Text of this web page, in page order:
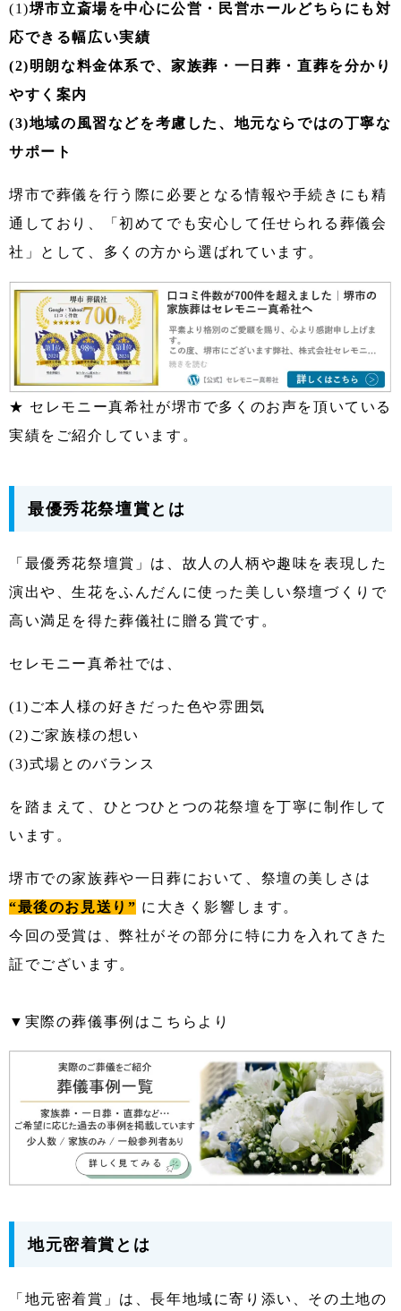
(1)堺市立斎場を中心に公営・民営ホールどちらにも対
応できる幅広い実績
(2)明朗な料金体系で、家族葬・一日葬・直葬を分かり
やすく案内
(3)地域の風習などを考慮した、地元ならではの丁寧な
サポート
堺市で葬儀を行う際に必要となる情報や手続きにも精
通しており、「初めてでも安心して任せられる葬儀会
社」として、多くの方から選ばれています。
★ セレモニー真希社が堺市で多くのお声を頂いている
実績をご紹介しています。
最優秀花祭壇賞とは
「最優秀花祭壇賞」は、故人の人柄や趣味を表現した
演出や、生花をふんだんに使った美しい祭壇づくりで
高い満足を得た葬儀社に贈る賞です。
セレモニー真希社では、
(1)ご本人様の好きだった色や雰囲気
(2)ご家族様の想い
(3)式場とのバランス
を踏まえて、ひとつひとつの花祭壇を丁寧に制作して
います。
堺市での家族葬や一日葬において、祭壇の美しさは
“最後のお見送り” に大きく影響します。
今回の受賞は、弊社がその部分に特に力を入れてきた
証でございます。
▼実際の葬儀事例はこちらより
地元密着賞とは
「地元密着賞」は、長年地域に寄り添い、その土地の